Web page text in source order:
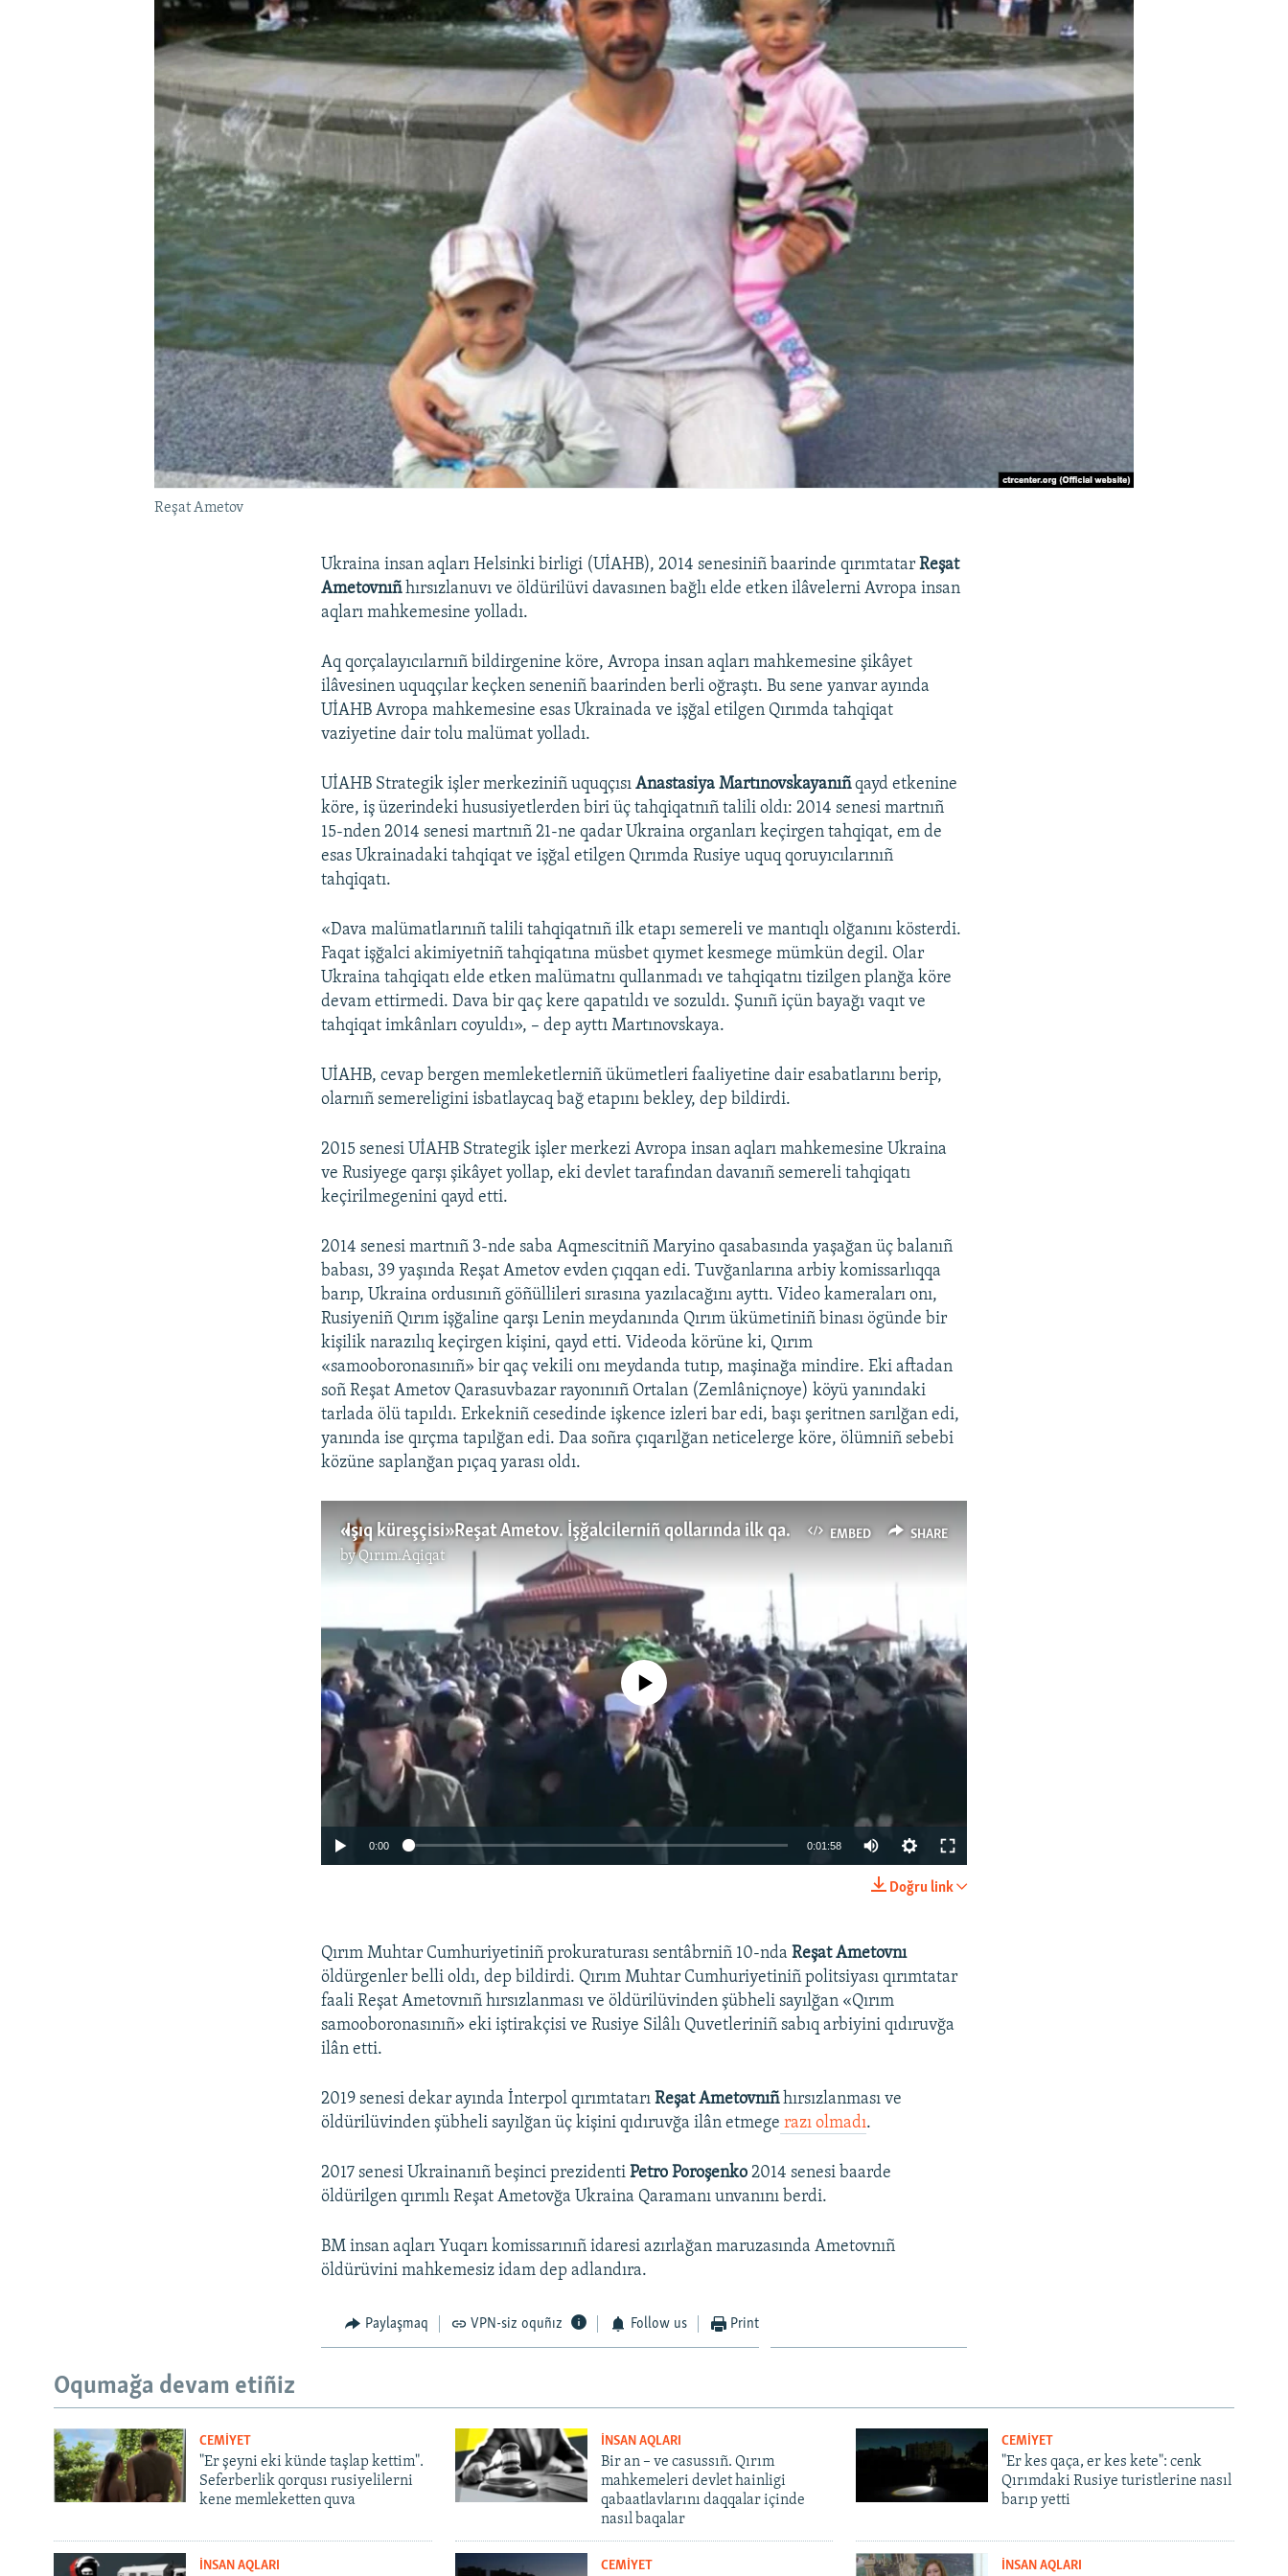
Reşat Ametov
Ukraina insan aqları Helsinki birligi (UİAHB), 2014 senesiniñ baarinde qırımtatarReşat
Ametovnıñhırsızlanuvı ve öldürilüvi davasınen bağlı elde etken ilâvelerni Avropa insan
aqları mahkemesine yolladı.
Aq qorçalayıcılarnıñ bildirgenine köre, Avropa insan aqları mahkemesine şikâyet
ilâvesinen uquqçılar keçken seneniñ baarinden berli oğraştı. Bu sene yanvar ayında
UİAHB Avropa mahkemesine esas Ukrainada ve işğal etilgen Qırımda tahqiqat
vaziyetine dair tolu malümat yolladı.
UİAHB Strategik işler merkeziniñ uquqçısıAnastasiya Martınovskayanıñqayd etkenine
köre, iş üzerindeki hususiyetlerden biri üç tahqiqatnıñ talili oldı: 2014 senesi martnıñ
15-nden 2014 senesi martnıñ 21-ne qadar Ukraina organları keçirgen tahqiqat, em de
esas Ukrainadaki tahqiqat ve işğal etilgen Qırımda Rusiye uquq qoruyıcılarınıñ
tahqiqatı.
«Dava malümatlarınıñ talili tahqiqatnıñ ilk etapı semereli ve mantıqlı olğanını kösterdi.
Faqat işğalci akimiyetniñ tahqiqatına müsbet qıymet kesmege mümkün degil. Olar
Ukraina tahqiqatı elde etken malümatnı qullanmadı ve tahqiqatnı tizilgen planğa köre
devam ettirmedi. Dava bir qaç kere qapatıldı ve sozuldı. Şunıñ içün bayağı vaqıt ve
tahqiqat imkânları coyuldı», – dep ayttı Martınovskaya.
UİAHB, cevap bergen memleketlerniñ ükümetleri faaliyetine dair esabatlarını berip,
olarnıñ semereligini isbatlaycaq bağ etapını bekley, dep bildirdi.
2015 senesi UİAHB Strategik işler merkezi Avropa insan aqları mahkemesine Ukraina
ve Rusiyege qarşı şikâyet yollap, eki devlet tarafından davanıñ semereli tahqiqatı
keçirilmegenini qayd etti.
2014 senesi martnıñ 3-nde saba Aqmescitniñ Maryino qasabasında yaşağan üç balanıñ
babası, 39 yaşında Reşat Ametov evden çıqqan edi. Tuvğanlarına arbiy komissarlıqqa
barıp, Ukraina ordusınıñ göñüllileri sırasına yazılacağını ayttı. Video kameraları onı,
Rusiyeniñ Qırım işğaline qarşı Lenin meydanında Qırım ükümetiniñ binası ögünde bir
kişilik narazılıq keçirgen kişini, qayd etti. Videoda körüne ki, Qırım
«samooboronasınıñ» bir qaç vekili onı meydanda tutıp, maşinağa mindire. Eki aftadan
soñ Reşat Ametov Qarasuvbazar rayonınıñ Ortalan (Zemlâniçnoye) köyü yanındaki
tarlada ölü tapıldı. Erkekniñ cesedinde işkence izleri bar edi, başı şeritnen sarılğan edi,
yanında ise qırçma tapılğan edi. Daa soñra çıqarılğan neticelerge köre, ölümniñ sebebi
közüne saplanğan pıçaq yarası oldı.
EMBED SHARE
«Işıq küreşçisi» Reşat Ametov. İşğalcilerniñ qollarında ilk qan (video)
byQırım.Aqiqat
SHARE
No media source currently available
0:00 0:01:58
Doğru link
Qırım Muhtar Cumhuriyetiniñ prokuraturası sentâbrniñ 10-nda Reşat Ametovnı
öldürgenler belli oldı, dep bildirdi. Qırım Muhtar Cumhuriyetiniñ politsiyası qırımtatar
faali Reşat Ametovnıñ hırsızlanması ve öldürilüvinden şübheli sayılğan «Qırım
samooboronasınıñ» eki iştirakçisi ve Rusiye Silâlı Quvetleriniñ sabıq arbiyini qıdıruvğa
ilân etti.
2019 senesi dekar ayında İnterpol qırımtatarıReşat Ametovnıñhırsızlanması ve
öldürilüvinden şübheli sayılğan üç kişini qıdıruvğa ilân etmege razı olmadı.
2017 senesi Ukrainanıñ beşinci prezidentiPetro Poroşenko2014 senesi baarde
öldürilgen qırımlı Reşat Ametovğa Ukraina Qaramanı unvanını berdi.
BM insan aqları Yuqarı komissarınıñ idaresi azırlağan maruzasında Ametovnıñ
öldürüvini mahkemesiz idam dep adlandıra.
Paylaşmaq VPN-siz oquñız Follow us Print
Oqumağa devam etiñiz
CEMİYET
"Er şeyni eki künde taşlap kettim".
Seferberlik qorqusı rusiyelilerni
kene memleketten quva
İNSAN AQLARI
Bir an – ve casussıñ. Qırım
mahkemeleri devlet hainligi
qabaatlavlarını daqqalar içinde
nasıl baqalar
CEMİYET
"Er kes qaça, er kes kete": cenk
Qırımdaki Rusiye turistlerine nasıl
barıp yetti
İNSAN AQLARI CEMİYET İNSAN AQLARI